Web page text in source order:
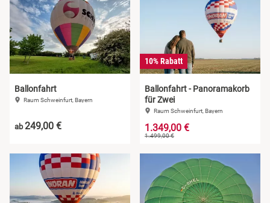
Ballonfahrt
Raum Schweinfurt, Bayern
ab249,00 €
10% Rabatt
Ballonfahrt - Panoramakorb
für Zwei
Raum Schweinfurt, Bayern
1.349,00 €
1.499,00 €